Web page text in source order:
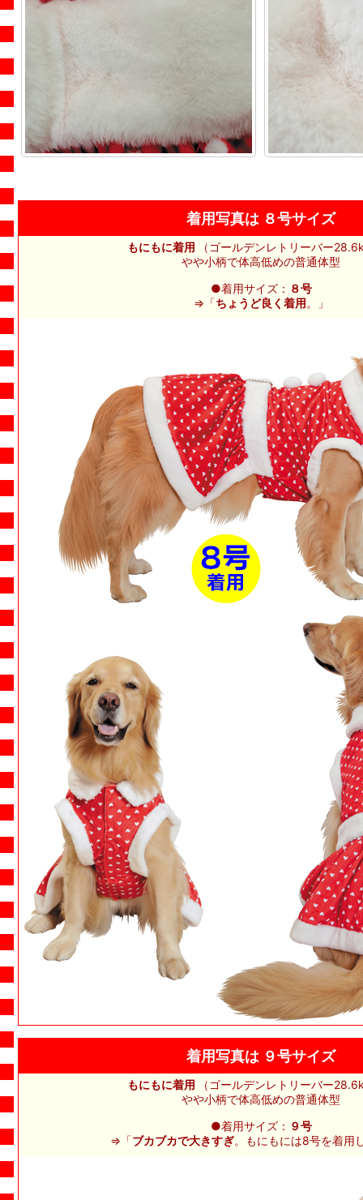
着用写真は ８号サイズ
もにもに着用
（ゴールデンレトリーバー
やや小柄で体高低めの普通体型
●着用サイズ： ８号
⇒「ちょうど良く着用。」
着用写真は ９号サイズ
もにもに着用
（ゴールデンレトリーバー
やや小柄で体高低めの普通体型
●着用サイズ： ９号
⇒「ブカブカで大きすぎ。もにもには8号を着用